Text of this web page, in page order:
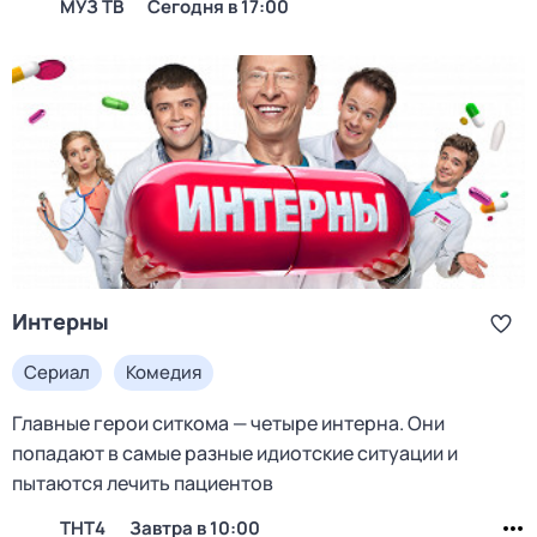
МУЗ ТВ Сегодня в 17:00
Интерны
Сериал Комедия
Главные герои ситкома — четыре интерна. Они
попадают в самые разные идиотские ситуации и
пытаются лечить пациентов
ТНТ4 Завтра в 10:00